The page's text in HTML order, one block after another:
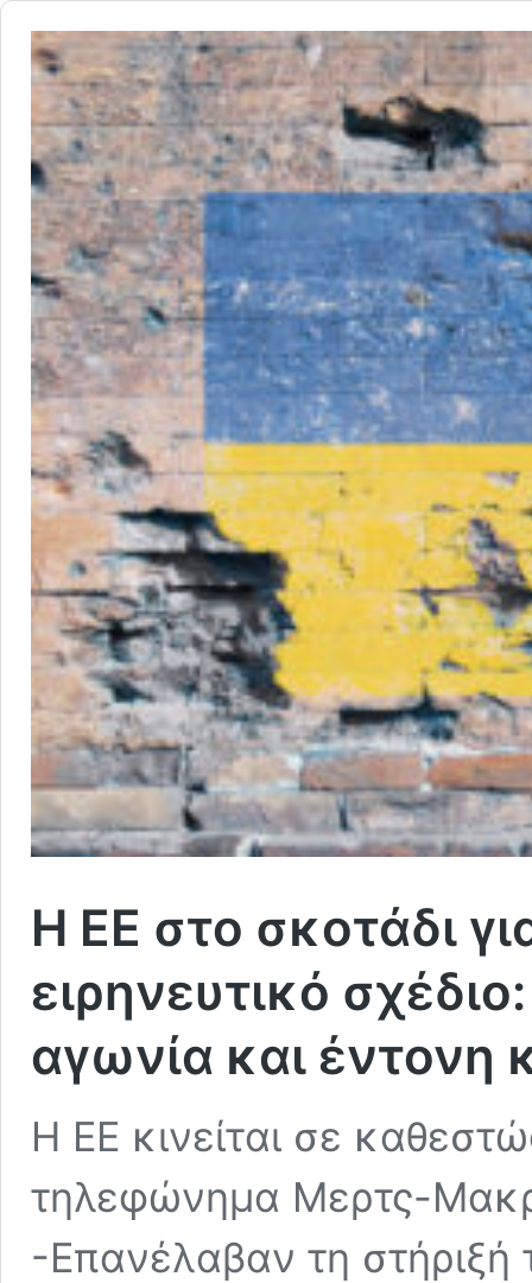
Η ΕΕ στο σκοτάδι
ειρηνευτικό
αγωνία και έντονη
Η ΕΕ κινείται σε
τηλεφώνημα Μερτς-
-Επανέλαβαν τη